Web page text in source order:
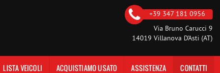
+39 347 181 0956
Via Bruno Carucci 9
14019 Villanova D'Asti (AT)
LISTA VEICOLI ACQUISTIAMO USATO ASSISTENZA CONTATTI